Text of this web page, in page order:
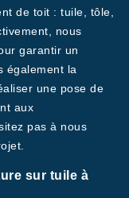
de toit : tuile, tôle,
nous
garantir un
également la
une pose de
aux
pas à nous
sur tuile à